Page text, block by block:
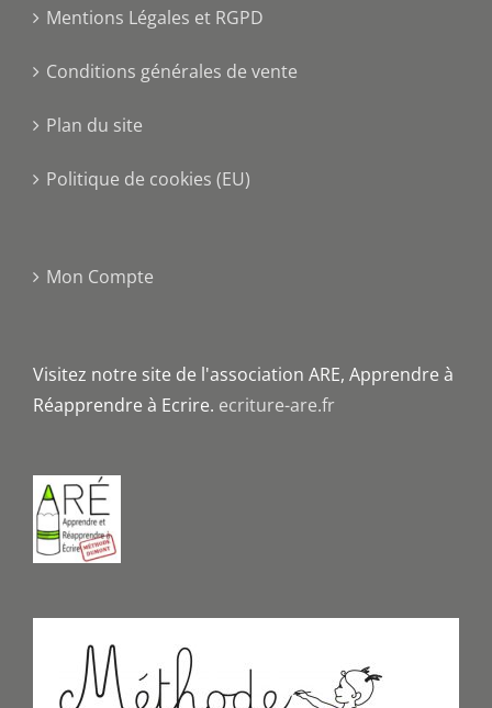
Mentions Légales et RGPD
Conditions générales de vente
Plan du site
Politique de cookies (EU)
Mon Compte
Visitez notre site de l'association ARE, Apprendre à
Réapprendre à Ecrire. ecriture-are.fr